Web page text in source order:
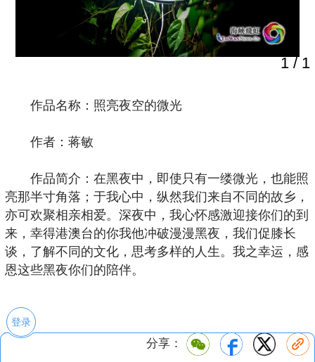
1/ 1
作品名称：照亮夜空的微光
作者：蒋敏
作品简介：在黑夜中，即使只有一缕微光，也能照
亮那半寸角落；于我心中，纵然我们来自不同的故乡，
亦可欢聚相亲相爱。深夜中，我心怀感激迎接你们的到
来，幸得港澳台的你我他冲破漫漫黑夜，我们促膝长
谈，了解不同的文化，思考多样的人生。我之幸运，感
恩这些黑夜你们的陪伴。
分享：
登录